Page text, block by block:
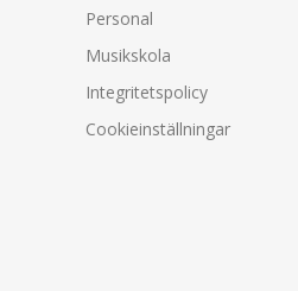
Personal
Musikskola
Integritetspolicy
Cookieinställningar